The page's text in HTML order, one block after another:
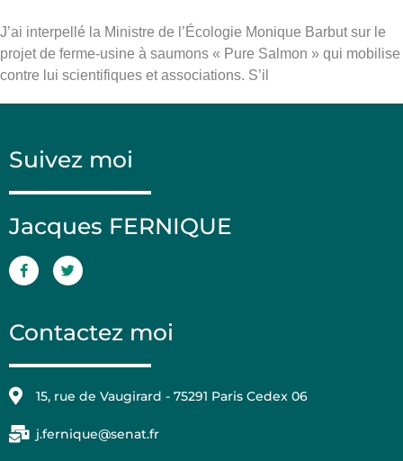
J’ai interpellé la Ministre de l’Écologie Monique Barbut sur le
projet de ferme-usine à saumons « Pure Salmon » qui mobilise
contre lui scientifiques et associations. S’il
Suivez moi
Jacques FERNIQUE
Contactez moi
15, rue de Vaugirard - 75291 Paris Cedex 06
j.fernique@senat.fr